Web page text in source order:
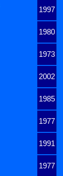
1997
1980
1973
2002
1985
1977
1991
1977